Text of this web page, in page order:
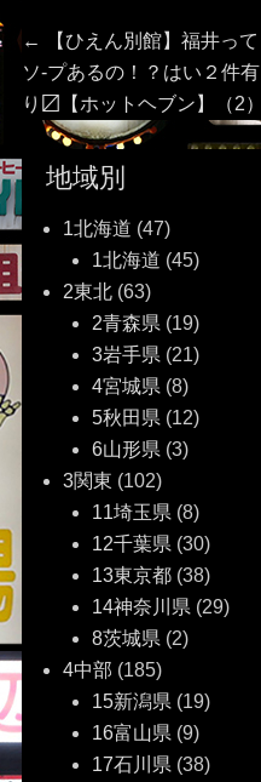
投
稿
ナ
ビ
ゲ
ー
ョ
ン
←
Previous
post:
【ひえん別館】福井って
ソ‐プあるの！？はい２件有
り〼【ホットヘブン】（2）
地域別
1北海道 (47)
1北海道 (45)
2東北(63)
2青森県 (19)
3岩手県 (21)
4宮城県 (8)
5秋田県 (12)
6山形県 (3)
3関東 (102)
11埼玉県 (8)
12千葉県 (30)
13東京都(38)
14神奈川県 (29)
8茨城県 (2)
4中部 (185)
15新潟県 (19)
16富山県 (9)
17石川県 (38)